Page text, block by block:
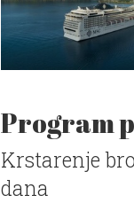
Program
Krstarenje
dana